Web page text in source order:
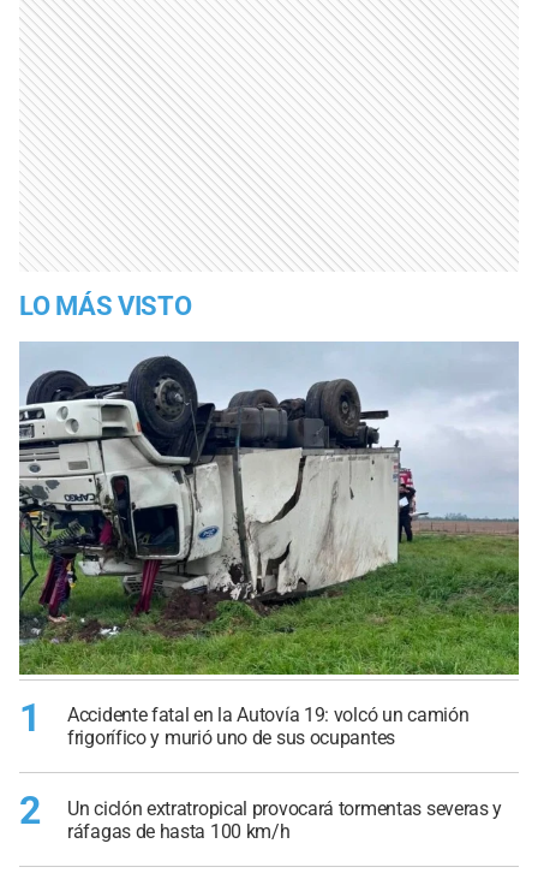
LO MÁS VISTO
1
Accidente fatal en la Autovía 19: volcó un camión
frigorífico y murió uno de sus ocupantes
2
Un ciclón extratropical provocará tormentas severas y
ráfagas de hasta 100 km/h